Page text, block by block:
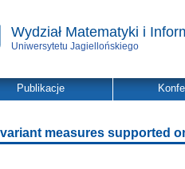
Wydział Matematyki i
Uniwersytetu Jagiellońskiego
Publikacje
measures supported